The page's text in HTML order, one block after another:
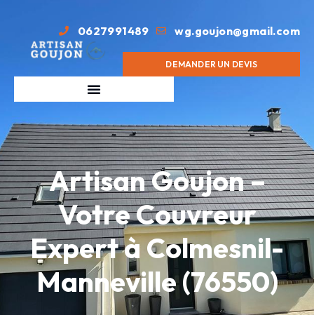
0627991489 wg.goujon@gmail.com
DEMANDER UN DEVIS
Artisan Goujon –
Votre Couvreur
Expert à Colmesnil-
Manneville (76550)